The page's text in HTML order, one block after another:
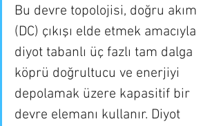
Bu devre topolojisi, doğru akım
(DC) çıkışı elde etmek amacıyla
diyot tabanlı üç fazlı tam dalga
köprü doğrultucu ve enerjiyi
depolamak üzere kapasitif bir
devre elemanı kullanır. Diyot